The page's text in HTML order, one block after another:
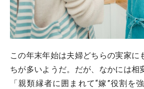
この年末年始は夫婦どちらの実家に
ちが多いようだ。だが、なかには相
「親類縁者に囲まれて“嫁”役割を